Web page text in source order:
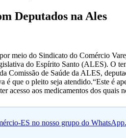
Deputados na Ales
meio do Sindicato do Comércio
do Espírito Santo (ALES). O
Comissão de Saúde da ALES,
que o pleito seja atendido.“Este é
acesso aos medicamentos dos quais
ES no nosso grupo do WhatsApp.